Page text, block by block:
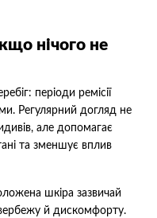
нічого не
періоди ремісії
Регулярний догляд не
але допомагає
та зменшує вплив
шкіра зазвичай
й дискомфорту.